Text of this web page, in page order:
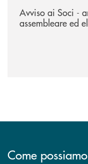
Avviso ai Soci -
assembleare ed
Come possiamo